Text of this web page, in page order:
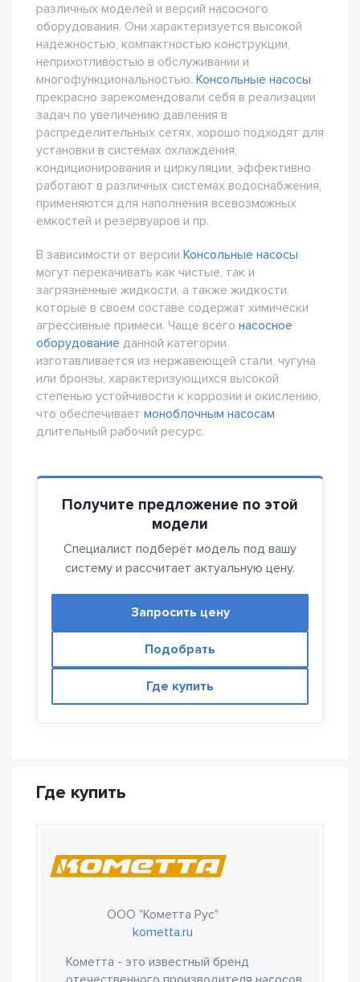
различных моделей и версий насосного
оборудования. Они характеризуется высокой
надежностью, компактностью конструкции,
неприхотливостью в обслуживании и
многофункциональностью. Консольные насосы
прекрасно зарекомендовали себя в реализации
задач по увеличению давления в
распределительных сетях, хорошо подходят для
установки в системах охлаждения,
кондиционирования и циркуляции, эффективно
работают в различных системах водоснабжения,
применяются для наполнения всевозможных
емкостей и резервуаров и пр.
В зависимости от версии Консольные насосы
могут перекачивать как чистые, так и
загрязненные жидкости, а также жидкости,
которые в своем составе содержат химически
агрессивные примеси. Чаще всего насосное
оборудование данной категории
изготавливается из нержавеющей стали, чугуна
или бронзы, характеризующихся высокой
степенью устойчивости к коррозии и окислению,
что обеспечивает моноблочным насосам
длительный рабочий ресурс.
Получите предложение по этой
модели
Специалист подберёт модель под вашу
систему и рассчитает актуальную цену.
Запросить цену
Подобрать
Где купить
Где купить
ООО "Кометта Рус"
kometta.ru
Кометта - это известный бренд